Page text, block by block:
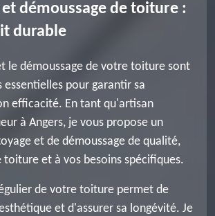
démoussage de toiture :
durable
le démoussage de votre toiture sont
essentielles pour garantir sa
efficacité. En tant qu'artisan
à Angers, je vous propose un
et de démoussage de qualité,
et à vos besoins spécifiques.
de votre toiture permet de
et d'assurer sa longévité. Je